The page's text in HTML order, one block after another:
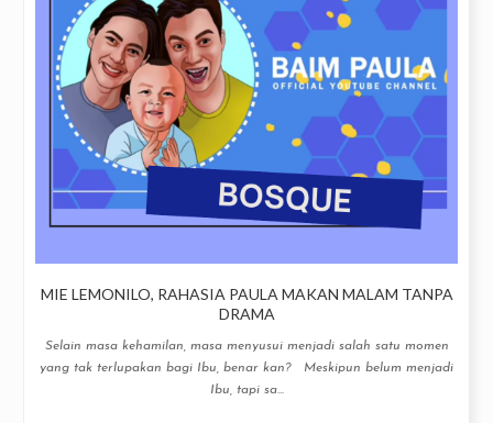
MIE LEMONILO, RAHASIA PAULA MAKAN MALAM TANPA
DRAMA
Selain masa kehamilan, masa menyusui menjadi salah satu momen
yang tak terlupakan bagi Ibu, benar kan? Meskipun belum menjadi
Ibu, tapi sa...